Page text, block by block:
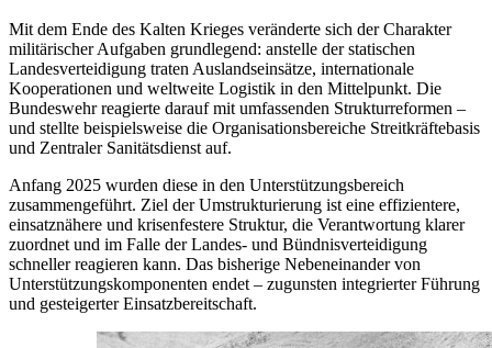
Mit dem Ende des Kalten Krieges veränderte sich der Charakter
militärischer Aufgaben grundlegend: anstelle der statischen
Landesverteidigung traten Auslandseinsätze, internationale
Kooperationen und weltweite Logistik in den Mittelpunkt. Die
Bundeswehr reagierte darauf mit umfassenden Strukturreformen –
und stellte beispielsweise die Organisationsbereiche Streitkräftebasis
und Zentraler Sanitätsdienst auf.
Anfang 2025 wurden diese in den Unterstützungsbereich
zusammengeführt. Ziel der Umstrukturierung ist eine effizientere,
einsatznähere und krisenfestere Struktur, die Verantwortung klarer
zuordnet und im Falle der Landes- und Bündnisverteidigung
schneller reagieren kann. Das bisherige Nebeneinander von
Unterstützungskomponenten endet – zugunsten integrierter Führung
und gesteigerter Einsatzbereitschaft.